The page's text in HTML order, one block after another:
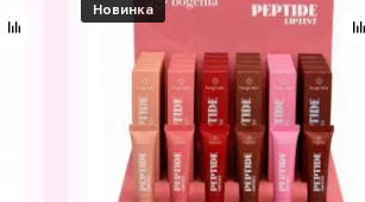
Новинка